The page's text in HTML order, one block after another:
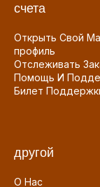
счета
Открыть Свой
профиль
Отслеживать
Помощь И
Билет
другой
О Нас